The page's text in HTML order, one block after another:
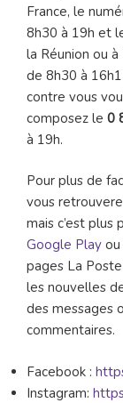
France, le
8h30 à 19h et
la Réunion ou
de 8h30 à
contre vous
composez le 0
à 19h.
Pour plus de
vous
mais c’est
Google Play ou
pages La
les nouvelles
des messages
commentaires.
Facebook :
Instagram: